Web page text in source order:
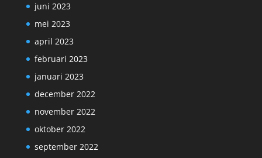
juni 2023
mei 2023
april 2023
februari 2023
januari 2023
december 2022
november 2022
oktober 2022
september 2022